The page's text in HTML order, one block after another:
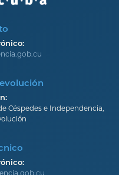
Céspedes e Independencia,